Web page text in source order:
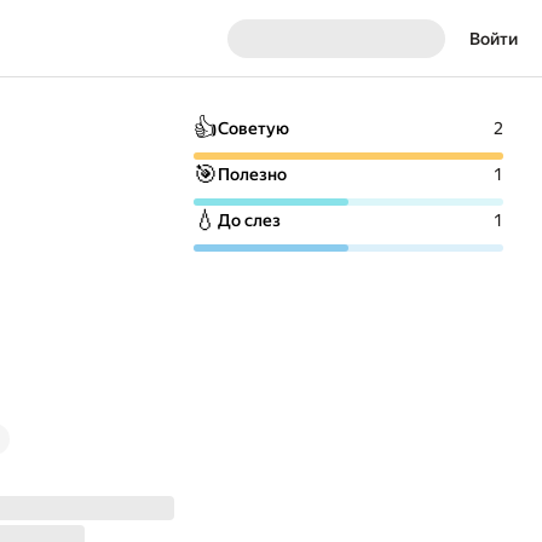
Войти
👍Советую 2
🎯Полезно 1
💧 До слез 1